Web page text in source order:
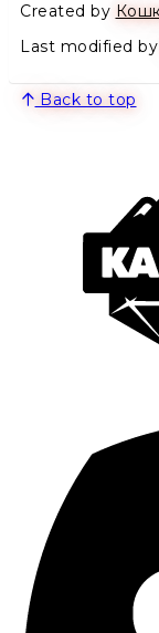
Created by
Last modified by
Back to top